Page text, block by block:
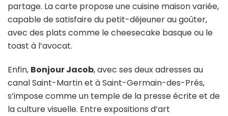
partage. La carte propose une cuisine maison variée,
capable de satisfaire du petit-déjeuner au goûter,
avec des plats comme le cheesecake basque ou le
toast à l’avocat.
Enfin, Bonjour Jacob, avec ses deux adresses au
canal Saint-Martin et à Saint-Germain-des-Prés,
s’impose comme un temple de la presse écrite et de
la culture visuelle. Entre expositions d’art